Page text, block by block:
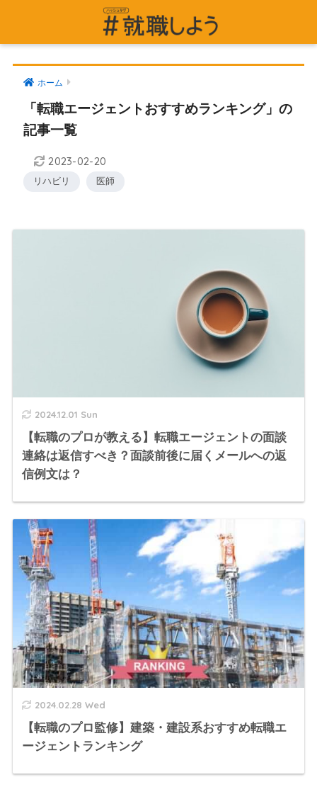
ホーム
「転職エージェントおすすめランキング」の
記事一覧
2023-02-20
リハビリ 医師
2024.12.01 Sun
【転職のプロが教える】転職エージェントの面談
連絡は返信すべき？面談前後に届くメールへの返
信例文は？
2024.02.28 Wed
【転職のプロ監修】建築・建設系おすすめ転職エ
ージェントランキング